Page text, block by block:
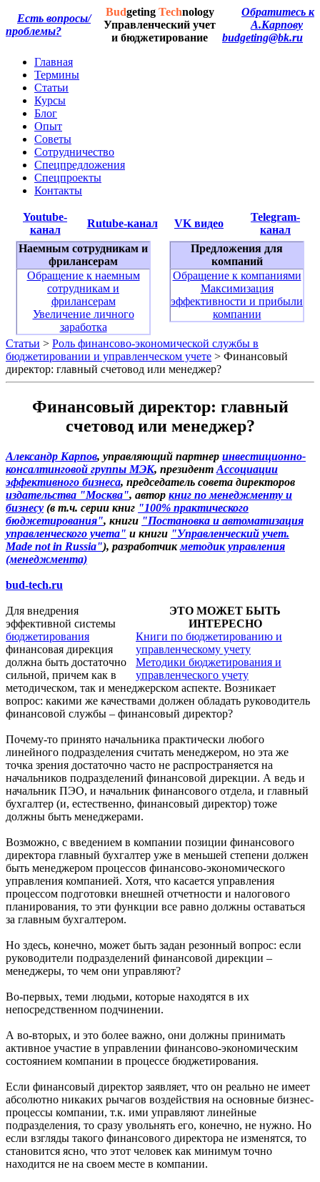
Есть вопросы/
проблемы?
Budgeting Technology
Управленческий учет
и бюджетирование
Обратитесь к
А.Карпову
budgeting@bk.ru
Главная
Термины
Статьи
Курсы
Блог
Опыт
Советы
Сотрудничество
Спецпредложения
Спецпроекты
Контакты
Youtube-
канал
Rutube-канал VK видео
Telegram-
канал
Наемным сотрудникам и
фрилансерам
Обращение к наемным
сотрудникам и
фрилансерам
Увеличение личного
заработка
Предложения для
компаний
Обращение к компаниями
Максимизация
эффективности и прибыли
компании
Статьи > Роль финансово-экономической службы в
бюджетировании и управленческом учете > Финансовый
директор: главный счетовод или менеджер?
Финансовый директор: главный
счетовод или менеджер?
Александр Карпов, управляющий партнер инвестиционно-
консалтинговой группы МЭК, президент Ассоциации
эффективного бизнеса, председатель совета директоров
издательства "Москва", автор книг по менеджменту и
бизнесу (в т.ч. серии книг "100% практического
бюджетирования", книги "Постановка и автоматизация
управленческого учета" и книги "Управленческий учет.
Made not in Russia"), разработчикметодик управления
(менеджмента)
bud-tech.ru
ЭТО МОЖЕТ БЫТЬ
ИНТЕРЕСНО
Книги по бюджетированию и
управленческому учету
Методики бюджетирования и
управленческого учету
Для внедрения
эффективной системы
бюджетирования
финансовая дирекция
должна быть достаточно
сильной, причем как в
методическом, так и менеджерском аспекте. Возникает
вопрос: какими же качествами должен обладать руководитель
финансовой службы – финансовый директор?
Почему-то принято начальника практически любого
линейного подразделения считать менеджером, но эта же
точка зрения достаточно часто не распространяется на
начальников подразделений финансовой дирекции. А ведь и
начальник ПЭО, и начальник финансового отдела, и главный
бухгалтер (и, естественно, финансовый директор) тоже
должны быть менеджерами.
Возможно, с введением в компании позиции финансового
директора главный бухгалтер уже в меньшей степени должен
быть менеджером процессов финансово-экономического
управления компанией. Хотя, что касается управления
процессом подготовки внешней отчетности и налогового
планирования, то эти функции все равно должны оставаться
за главным бухгалтером.
Но здесь, конечно, может быть задан резонный вопрос: если
руководители подразделений финансовой дирекции –
менеджеры, то чем они управляют?
Во-первых, теми людьми, которые находятся в их
непосредственном подчинении.
А во-вторых, и это более важно, они должны принимать
активное участие в управлении финансово-экономическим
состоянием компании в процессе бюджетирования.
Если финансовый директор заявляет, что он реально не имеет
абсолютно никаких рычагов воздействия на основные бизнес-
процессы компании, т.к. ими управляют линейные
подразделения, то сразу увольнять его, конечно, не нужно. Но
если взгляды такого финансового директора не изменятся, то
становится ясно, что этот человек как минимум точно
находится не на своем месте в компании.